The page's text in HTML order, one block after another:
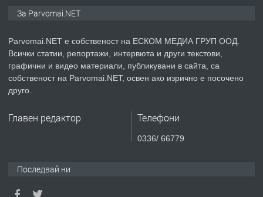
преди 1 година
ПРЕДЛАГА Уроци по Математика
За Parvomai.NET
Parvomai.NET е собственост на ЕСКОМ МЕДИА ГРУП ООД.
Всички статии, репортажи, интервюта и други текстови,
графични и видео материали, публикувани в сайта, са
собственост на Parvomai.NET, освен ако изрично е посочено
друго.
Главен редактор Телефони
0336/ 66779
Последвай ни